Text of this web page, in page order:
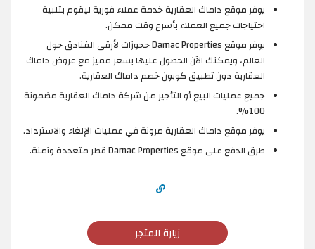
يوفر موقع داماك العقارية خدمة عملاء فورية ليقوم بتلبية
احتياجات جميع العملاء بأسرع وقت ممكن.
يوفر موقع Damac Properties حجوزات لأرقى الفنادق حول
العالم، ويمكنك الآن الحصول عليها بسعر مميز مع عروض داماك
العقارية دون تطبيق كوبون خصم داماك العقارية.
جميع عمليات البيع أو التأجير من شركة داماك العقارية مضمونة
100%.
يوفر موقع داماك العقارية مرونة في عمليات الإلغاء والاسترداد.
طرق الدفع على موقع Damac Properties قطر متعددة وآمنة.
زيارة المتجر